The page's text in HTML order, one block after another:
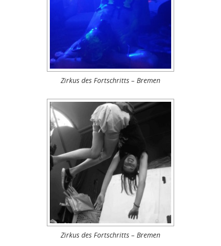
Zirkus des Fortschritts – Bremen
Zirkus des Fortschritts – Bremen